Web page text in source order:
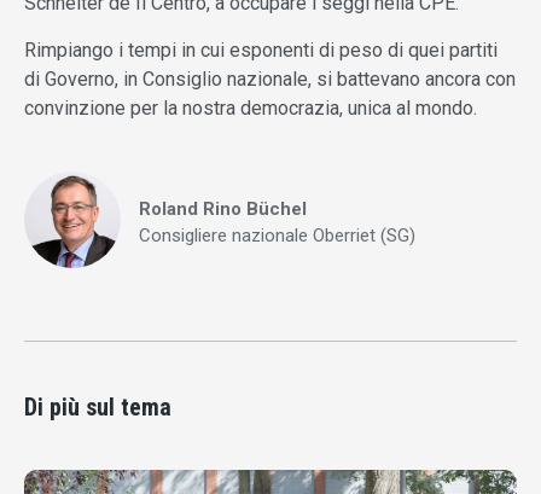
Rimpiango i tempi in cui esponenti di peso di quei partiti
di Governo, in Consiglio nazionale, si battevano ancora con
convinzione per la nostra democrazia, unica al mondo.
Roland Rino Büchel
Consigliere nazionale Oberriet (SG)
Di più sul tema